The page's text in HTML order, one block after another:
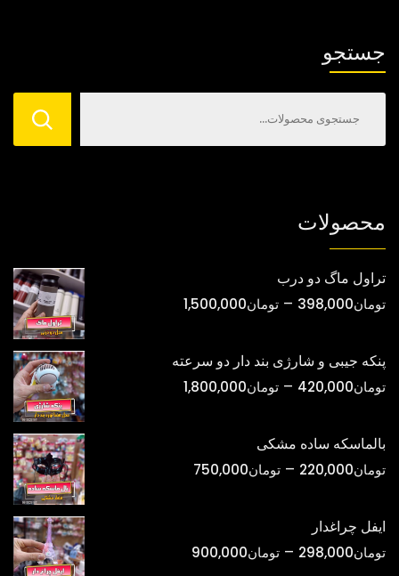
است
است
در
صفحه
جستجو
محصولات
تراول ماگ دو درب
تومان398,000
– تومان1,500,000محدوده
پنکه جیبی و شارژی بند دار دو سرعته
تومان420,000
– تومان1,800,000محدوده
تومان420,000
بالماسکه ساده مشکی
تومان220,000
– تومان750,000
تومان750,000
ایفل چراغدار
تومان298,000
– تومان900,000